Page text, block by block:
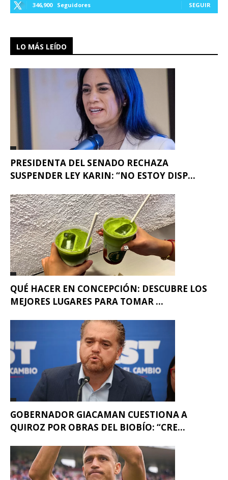
346,900 Seguidores SEGUIR
LO MÁS LEÍDO
PRESIDENTA DEL SENADO RECHAZA
SUSPENDER LEY KARIN: “NO ESTOY DISP...
QUÉ HACER EN CONCEPCIÓN: DESCUBRE LOS
MEJORES LUGARES PARA TOMAR ...
GOBERNADOR GIACAMAN CUESTIONA A
QUIROZ POR OBRAS DEL BIOBÍO: “CRE...